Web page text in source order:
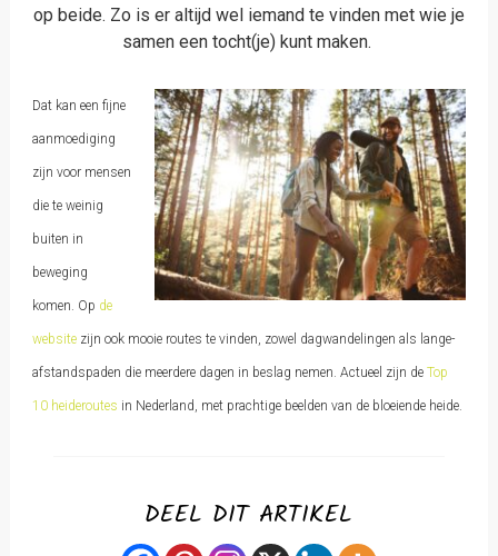
op beide. Zo is er altijd wel iemand te vinden met wie je
samen een tocht(je) kunt maken.
Dat kan een fijne
aanmoediging
zijn voor mensen
die te weinig
buiten in
beweging
komen. Op de
websitezijn ook mooie routes te vinden, zowel dagwandelingen als lange-
afstandspaden die meerdere dagen in beslag nemen. Actueel zijn de Top
10 heideroutes in Nederland, met prachtige beelden van de bloeiende heide.
DEEL DIT ARTIKEL